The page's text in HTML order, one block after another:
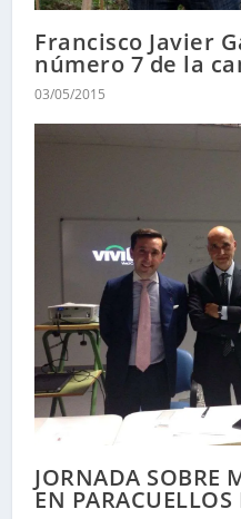
Francisco Javier
número 7 de la
03/05/2015
JORNADA SOBRE
EN PARACUELLOS